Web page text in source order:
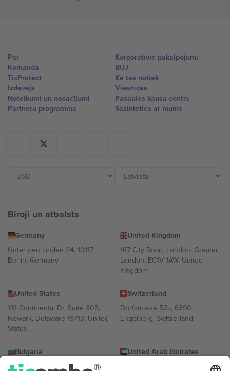
Par
Komanda
TixProtect
Izdevējs
Noteikumi un nosacījumi
Partneru programma
Korporatīvie pakalpojumi
BUJ
Kā tas notiek
Viesnīcas
Pasaules kausa centrs
Sazinieties ar mums
Biroji un atbalsts
Germany
Unter den Linden 24, 10117
Berlin, Germany
United Kingdom
167 City Road, London, Greater
London, EC1V 1AW, United
Kingdom
United States
131 Continental Dr, Suite 305,
Newark, Delaware 19713, United
States
Switzerland
Dorfstrasse 52a, 6390
Engelberg, Switzerland
Bulgaria
Regus Sofia City West, bul
United Arab Emirates
UAE Dubai Silicon Oasis, DDP